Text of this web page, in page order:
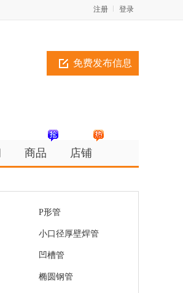
登录
注册
免费发布信息
商品 店铺
P形管
小口径厚壁焊管
凹槽管
椭圆钢管